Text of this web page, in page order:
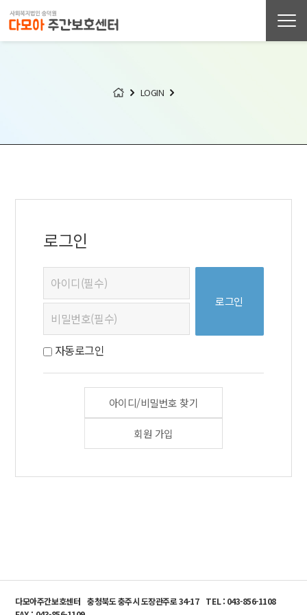
LOGIN
로그인
자동로그인
아이디/비밀번호 찾기
회원 가입
다모아주간보호센터 충청북도 충주시 도장관주로 34-17
TEL : 043-856-1108